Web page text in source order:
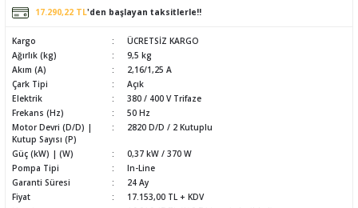
17.290,22 TL'den başlayan taksitlerle!!
Kargo
ÜCRETSİZ KARGO
Ağırlık (kg)
9,5 kg
Akım (A)
2,16/1,25 A
Çark Tipi
Açık
Elektrik
380 / 400 V Trifaze
Frekans (Hz)
50 Hz
Motor Devri (D/D) |
Kutup Sayısı (P)
2820 D/D / 2 Kutuplu
Güç (kW) | (W)
0,37 kW / 370 W
Pompa Tipi
In-Line
Garanti Süresi
24 Ay
Fiyat
17.153,00 TL + KDV